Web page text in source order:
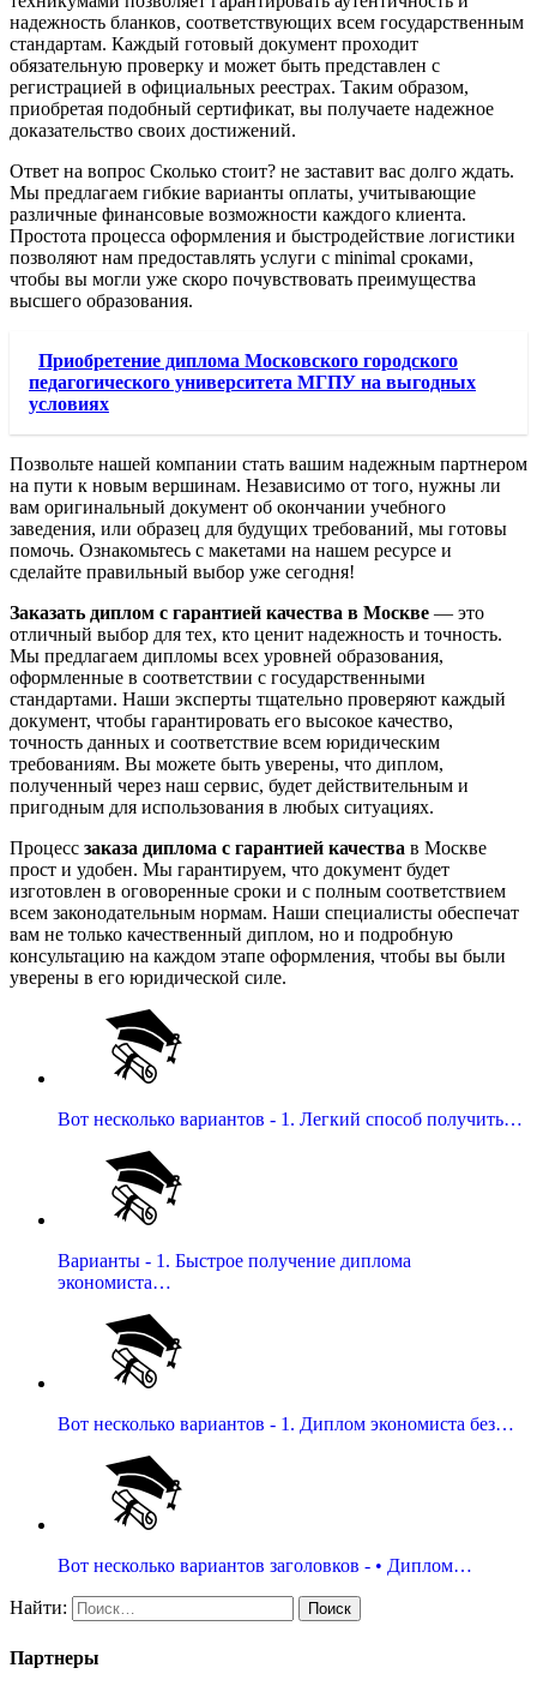
надежность бланков, соответствующих всем государственным
стандартам. Каждый готовый документ проходит
обязательную проверку и может быть представлен с
регистрацией в официальных реестрах. Таким образом,
приобретая подобный сертификат, вы получаете надежное
доказательство своих достижений.
Ответ на вопрос Сколько стоит? не заставит вас долго ждать.
Мы предлагаем гибкие варианты оплаты, учитывающие
различные финансовые возможности каждого клиента.
Простота процесса оформления и быстродействие логистики
позволяют нам предоставлять услуги с minimal сроками,
чтобы вы могли уже скоро почувствовать преимущества
высшего образования.
Приобретение диплома Московского городского
педагогического университета МГПУ на выгодных
условиях
Позвольте нашей компании стать вашим надежным партнером
на пути к новым вершинам. Независимо от того, нужны ли
вам оригинальный документ об окончании учебного
заведения, или образец для будущих требований, мы готовы
помочь. Ознакомьтесь с макетами на нашем ресурсе и
сделайте правильный выбор уже сегодня!
Заказать диплом с гарантией качества в Москве — это
отличный выбор для тех, кто ценит надежность и точность.
Мы предлагаем дипломы всех уровней образования,
оформленные в соответствии с государственными
стандартами. Наши эксперты тщательно проверяют каждый
документ, чтобы гарантировать его высокое качество,
точность данных и соответствие всем юридическим
требованиям. Вы можете быть уверены, что диплом,
полученный через наш сервис, будет действительным и
пригодным для использования в любых ситуациях.
Процесс заказа диплома с гарантией качества в Москве
прост и удобен. Мы гарантируем, что документ будет
изготовлен в оговоренные сроки и с полным соответствием
всем законодательным нормам. Наши специалисты обеспечат
вам не только качественный диплом, но и подробную
консультацию на каждом этапе оформления, чтобы вы были
уверены в его юридической силе.
Вот несколько вариантов - 1. Легкий способ получить…
Варианты - 1. Быстрое получение диплома
экономиста…
Вот несколько вариантов - 1. Диплом экономиста без…
Вот несколько вариантов заголовков - • Диплом…
Найти:
Партнеры